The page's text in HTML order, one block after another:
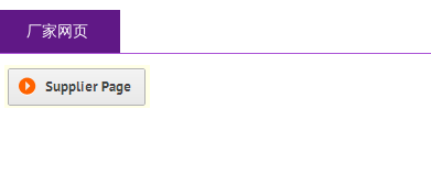
厂家网页